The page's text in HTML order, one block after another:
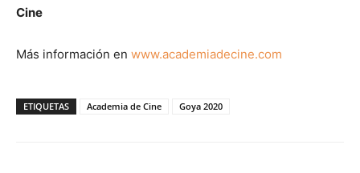
Cine
Más información en www.academiadecine.com
ETIQUETAS Academia de Cine Goya 2020